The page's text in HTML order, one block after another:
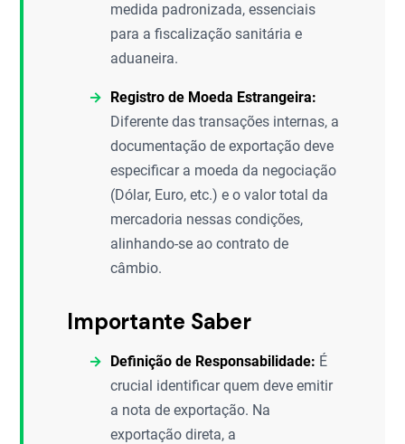
medida padronizada, essenciais
para a fiscalização sanitária e
aduaneira.
Registro de Moeda Estrangeira:
Diferente das transações internas, a
documentação de exportação deve
especificar a moeda da negociação
(Dólar, Euro, etc.) e o valor total da
mercadoria nessas condições,
alinhando-se ao contrato de
câmbio.
Importante Saber
Definição de Responsabilidade: É
crucial identificar quem deve emitir
a nota de exportação. Na
exportação direta, a